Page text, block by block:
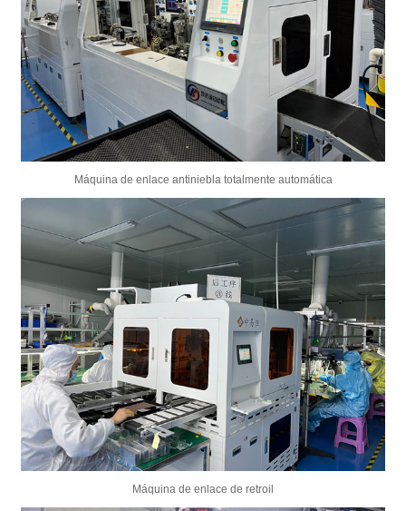
Máquina de enlace antiniebla totalmente automática
Máquina de enlace de retroil